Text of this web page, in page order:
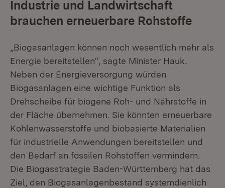
Industrie und Landwirtschaft
brauchen erneuerbare Rohstoffe
„Biogasanlagen können noch wesentlich mehr als
Energie bereitstellen“, sagte Minister Hauk.
Neben der Energieversorgung würden
Biogasanlagen eine wichtige Funktion als
Drehscheibe für biogene Roh- und Nährstoffe in
der Fläche übernehmen. Sie könnten erneuerbare
Kohlenwasserstoffe und biobasierte Materialien
für industrielle Anwendungen bereitstellen und
den Bedarf an fossilen Rohstoffen vermindern.
Die Biogasstrategie Baden-Württemberg hat das
Ziel, den Biogasanlagenbestand systemdienlich